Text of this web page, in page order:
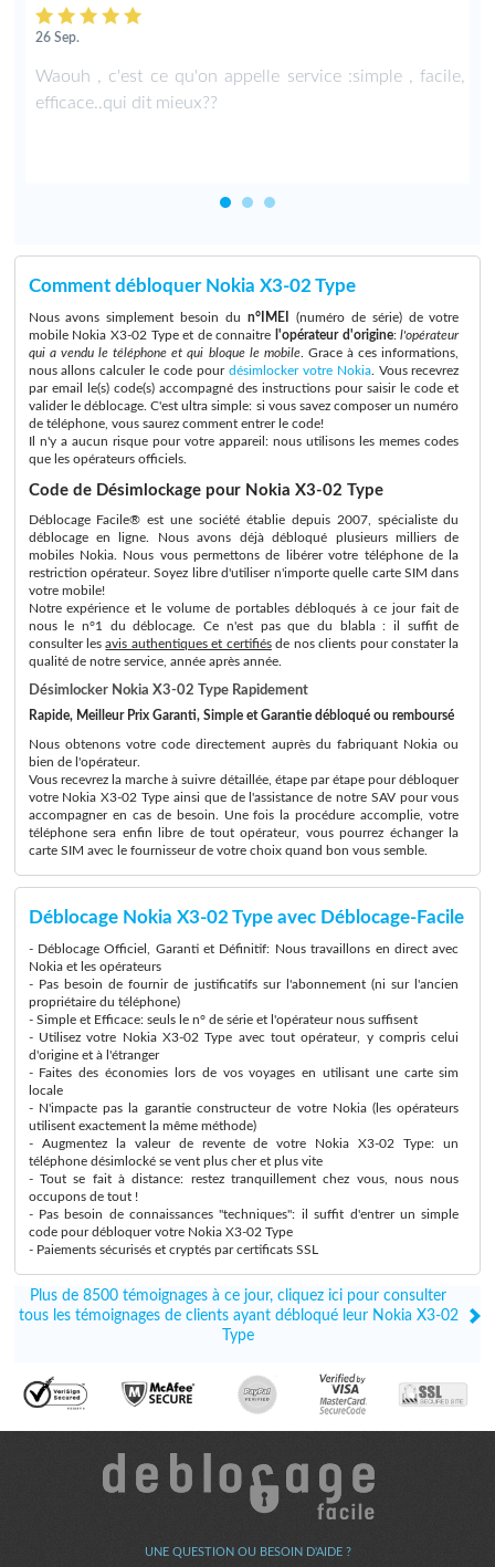
26 Sep.
Waouh , c'est ce qu'on appelle service :simple , facile,
efficace..qui dit mieux??
Comment débloquer Nokia X3-02 Type
Nous avons simplement besoin du n°IMEI
(numéro de série) de votre
mobile Nokia X3-02 Type et de connaitre l'opérateur d'origine:l'opérateur
qui a vendu le téléphone et qui bloque le mobile. Grace à ces informations,
nous allons calculer le code pour désimlocker votre Nokia. Vous recevrez
par email le(s) code(s) accompagné des instructions pour saisir le code et
valider le déblocage. C'est ultra simple: si vous savez composer un numéro
de téléphone, vous saurez comment entrer le code!
Il n'y a aucun risque pour votre appareil: nous utilisons les memes codes
que les opérateurs officiels.
Code de Désimlockage pour Nokia X3-02 Type
Déblocage Facile® est une société établie depuis 2007, spécialiste du
déblocage en ligne. Nous avons déjà débloqué plusieurs milliers de
mobiles Nokia. Nous vous permettons de libérer votre téléphone de la
restriction opérateur. Soyez libre d'utiliser n'importe quelle carte SIM dans
votre mobile!
Notre expérience et le volume de portables débloqués à ce jour fait de
nous le n°1 du déblocage. Ce n'est pas que du blabla : il suffit de
consulter lesavis authentiques et certifiésde nos clients pour constater la
qualité de notre service, année après année.
Désimlocker Nokia X3-02 Type Rapidement
Rapide, Meilleur Prix Garanti, Simple et Garantie débloqué ou remboursé
Nous obtenons votre code directement auprès du fabriquant Nokia ou
bien de l'opérateur.
Vous recevrez la marche à suivre détaillée, étape par étape pour débloquer
votre Nokia X3-02 Type ainsi que de l'assistance de notre SAV pour vous
accompagner en cas de besoin. Une fois la procédure accomplie, votre
téléphone sera enfin libre de tout opérateur, vous pourrez échanger la
carte SIM avec le fournisseur de votre choix quand bon vous semble.
Déblocage Nokia X3-02 Type avec Déblocage-Facile
- Déblocage Officiel, Garanti et Définitif: Nous travaillons en direct avec
Nokia et les opérateurs
- Pas besoin de fournir de justificatifs sur l'abonnement (ni sur l'ancien
propriétaire du téléphone)
- Simple et Efficace: seuls le n° de série et l'opérateur nous suffisent
- Utilisez votre Nokia X3-02 Type avec tout opérateur, y compris celui
d'origine et à l'étranger
- Faites des économies lors de vos voyages en utilisant une carte sim
locale
- N'impacte pas la garantie constructeur de votre Nokia (les opérateurs
utilisent exactement la même méthode)
- Augmentez la valeur de revente de votre Nokia X3-02 Type: un
téléphone désimlocké se vent plus cher et plus vite
- Tout se fait à distance: restez tranquillement chez vous, nous nous
occupons de tout !
- Pas besoin de connaissances "techniques": il suffit d'entrer un simple
code pour débloquer votre Nokia X3-02 Type
- Paiements sécurisés et cryptés par certificats SSL
Plus de 8500 témoignages à ce jour, cliquez ici pour consulter
tous les témoignages de clients ayant débloqué leur Nokia X3-02
Type
UNE QUESTION OU BESOIN D'AIDE ?